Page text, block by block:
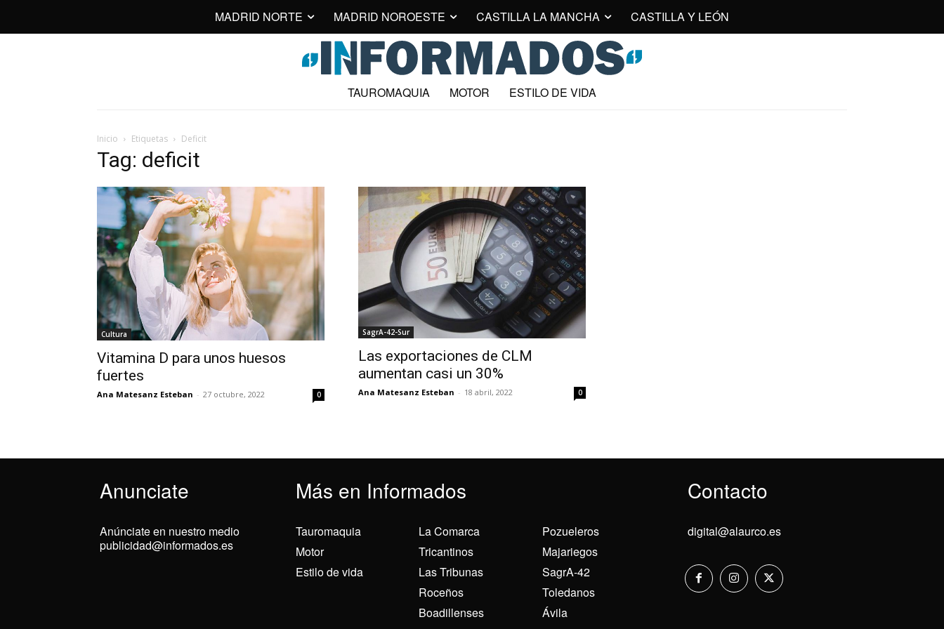
MADRID NORTE MADRID NOROESTE CASTILLA LA MANCHA CASTILLA Y LEÓN
TAUROMAQUIA MOTOR ESTILO DE VIDA
Inicio Etiquetas Deficit
Tag: deficit
Cultura
Vitamina D para unos huesos
fuertes
Ana Matesanz Esteban - 27 octubre, 2022 0
SagrA-42-Sur
Las exportaciones de CLM
aumentan casi un 30%
Ana Matesanz Esteban - 18 abril, 2022 0
Anunciate Más en Informados Contacto
Anúnciate en nuestro medio
publicidad@informados.es
Tauromaquia
Motor
Estilo de vida
La Comarca
Tricantinos
Las Tribunas
Roceños
Boadillenses
Pozueleros
Majariegos
SagrA-42
Toledanos
Ávila
digital@alaurco.es